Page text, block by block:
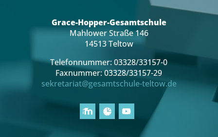
Grace-Hopper-Gesamtschule
Mahlower Straße 146
14513 Teltow
Telefonnummer: 03328/33157-0
Faxnummer: 03328/33157-29
sekretariat@gesamtschule-teltow.de